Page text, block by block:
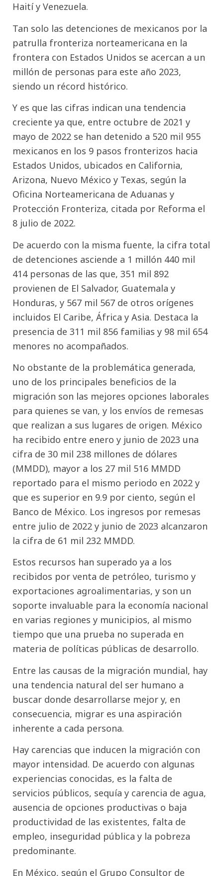
Haití y Venezuela.
Tan solo las detenciones de mexicanos por la
patrulla fronteriza norteamericana en la
frontera con Estados Unidos se acercan a un
millón de personas para este año 2023,
siendo un récord histórico.
Y es que las cifras indican una tendencia
creciente ya que, entre octubre de 2021 y
mayo de 2022 se han detenido a 520 mil 955
mexicanos en los 9 pasos fronterizos hacia
Estados Unidos, ubicados en California,
Arizona, Nuevo México y Texas, según la
Oficina Norteamericana de Aduanas y
Protección Fronteriza, citada por Reforma el
8 julio de 2022.
De acuerdo con la misma fuente, la cifra total
de detenciones asciende a 1 millón 440 mil
414 personas de las que, 351 mil 892
provienen de El Salvador, Guatemala y
Honduras, y 567 mil 567 de otros orígenes
incluidos El Caribe, África y Asia. Destaca la
presencia de 311 mil 856 familias y 98 mil 654
menores no acompañados.
No obstante de la problemática generada,
uno de los principales beneficios de la
migración son las mejores opciones laborales
para quienes se van, y los envíos de remesas
que realizan a sus lugares de origen. México
ha recibido entre enero y junio de 2023 una
cifra de 30 mil 238 millones de dólares
(MMDD), mayor a los 27 mil 516 MMDD
reportado para el mismo periodo en 2022 y
que es superior en 9.9 por ciento, según el
Banco de México. Los ingresos por remesas
entre julio de 2022 y junio de 2023 alcanzaron
la cifra de 61 mil 232 MMDD.
Estos recursos han superado ya a los
recibidos por venta de petróleo, turismo y
exportaciones agroalimentarias, y son un
soporte invaluable para la economía nacional
en varias regiones y municipios, al mismo
tiempo que una prueba no superada en
materia de políticas públicas de desarrollo.
Entre las causas de la migración mundial, hay
una tendencia natural del ser humano a
buscar donde desarrollarse mejor y, en
consecuencia, migrar es una aspiración
inherente a cada persona.
Hay carencias que inducen la migración con
mayor intensidad. De acuerdo con algunas
experiencias conocidas, es la falta de
servicios públicos, sequía y carencia de agua,
ausencia de opciones productivas o baja
productividad de las existentes, falta de
empleo, inseguridad pública y la pobreza
predominante.
En México, según el Grupo Consultor de